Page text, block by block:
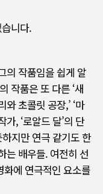
니다.
의 작품임을 쉽게 알
작품은 또 다른‘새
와 초콜릿 공장,’ ‘마
가, ‘로알드 달’의 단
지만 연극 같기도 한
는 배우들. 여전히 선
화에 연극적인 요소를